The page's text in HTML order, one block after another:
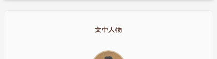
文中人物